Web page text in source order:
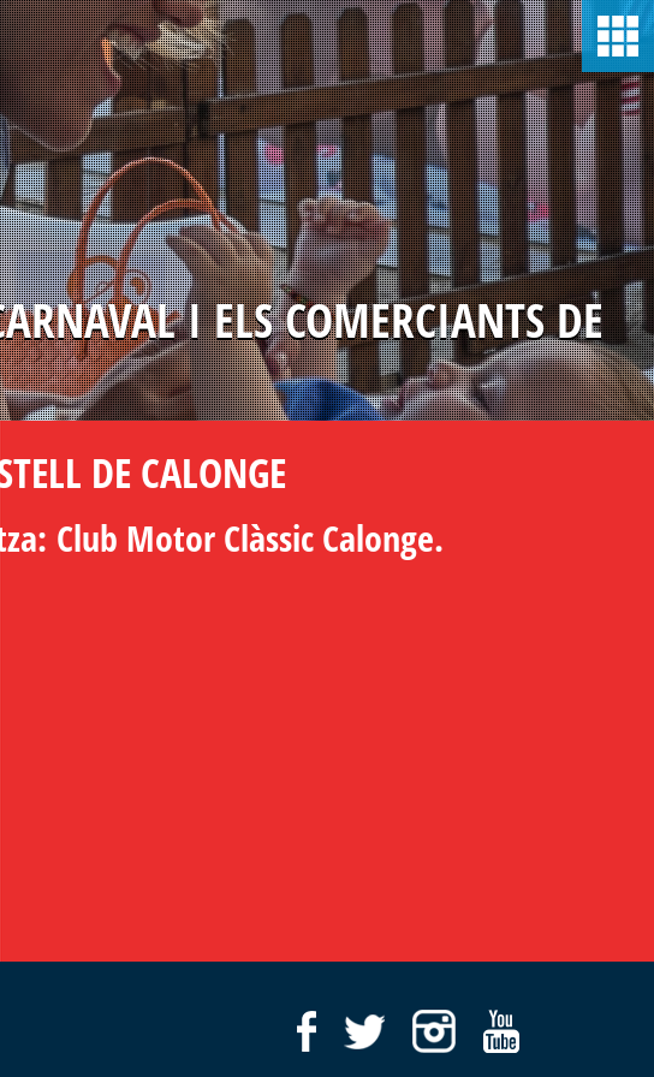
I ELS COMERCIANTS DE
DE CALONGE
Club Motor Clàssic Calonge.